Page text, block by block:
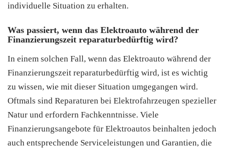
individuelle Situation zu erhalten.
Was passiert, wenn das Elektroauto während der
Finanzierungszeit reparaturbedürftig wird?
In einem solchen Fall, wenn das Elektroauto während der
Finanzierungszeit reparaturbedürftig wird, ist es wichtig
zu wissen, wie mit dieser Situation umgegangen wird.
Oftmals sind Reparaturen bei Elektrofahrzeugen spezieller
Natur und erfordern Fachkenntnisse. Viele
Finanzierungsangebote für Elektroautos beinhalten jedoch
auch entsprechende Serviceleistungen und Garantien, die